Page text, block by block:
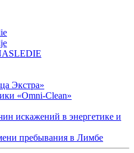
Экстра»
«Omni-Clean»
искажений в энергетике и
пребывания в Лимбе